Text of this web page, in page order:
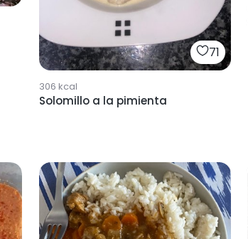
71
306 kcal
Solomillo a la pimienta